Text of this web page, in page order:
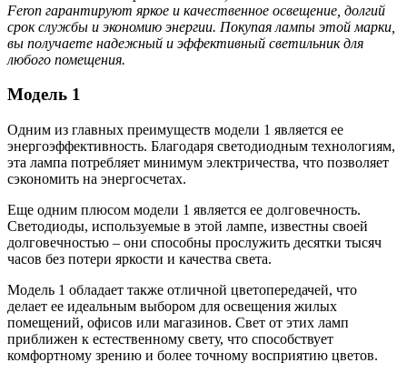
Feron гарантируют яркое и качественное освещение, долгий
срок службы и экономию энергии. Покупая лампы этой марки,
вы получаете надежный и эффективный светильник для
любого помещения.
Модель 1
Одним из главных преимуществ модели 1 является ее
энергоэффективность. Благодаря светодиодным технологиям,
эта лампа потребляет минимум электричества, что позволяет
сэкономить на энергосчетах.
Еще одним плюсом модели 1 является ее долговечность.
Светодиоды, используемые в этой лампе, известны своей
долговечностью – они способны прослужить десятки тысяч
часов без потери яркости и качества света.
Модель 1 обладает также отличной цветопередачей, что
делает ее идеальным выбором для освещения жилых
помещений, офисов или магазинов. Свет от этих ламп
приближен к естественному свету, что способствует
комфортному зрению и более точному восприятию цветов.